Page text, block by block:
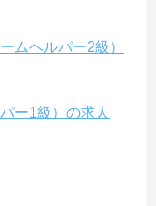
ムヘルパー2級）
ー1級）の求人